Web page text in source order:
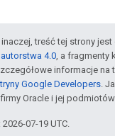
treść tej strony jest
4.0, a fragmenty
informacje na
Google Developers.
Oracle i jej
07-19 UTC.